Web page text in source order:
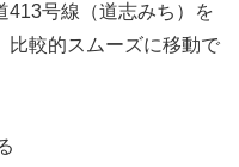
413号線（道志みち）を
比較的スムーズに移動で